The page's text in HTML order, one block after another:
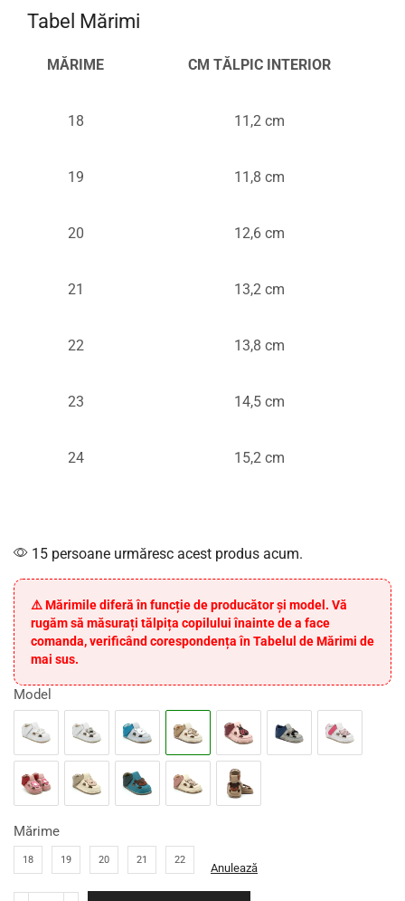
Tabel Mărimi
MĂRIME CM TĂLPIC INTERIOR
18 11,2 cm
19 11,8 cm
20 12,6 cm
21 13,2 cm
22 13,8 cm
23 14,5 cm
24 15,2 cm
15 persoane urmăresc acest produs acum.
⚠️ Mărimile diferă în funcție de producător și model. Vă
rugăm să măsurați tălpița copilului înainte de a face
comanda, verificând corespondența în Tabelul de Mărimi de
mai sus.
Model
Mărime
18 19 20 21 22
Anulează